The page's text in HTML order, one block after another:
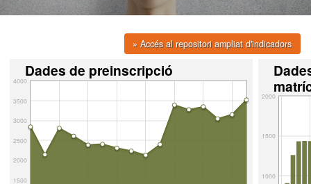
» Accés al repositori ampliat d'indicadors
1000
1500
2000
Dades de preinscripció
1500
2000
2500
3000
3500
4000